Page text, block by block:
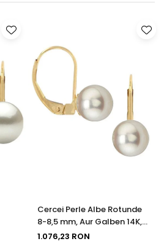
Cercei Perle Albe Rotunde
8-8,5 mm, Aur Galben 14K,
Tortiță Închisă - Calitate
1.076,23 RON